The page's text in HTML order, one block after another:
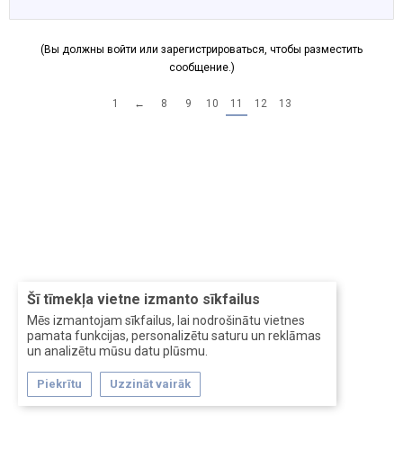
Šī tīmekļa vietne izmanto sīkfailus
Mēs izmantojam sīkfailus, lai nodrošinātu vietnes
pamata funkcijas, personalizētu saturu un reklāmas
un analizētu mūsu datu plūsmu.
Piekrītu Uzzināt vairāk
(Вы должны войти или зарегистрироваться, чтобы разместить
сообщение.)
1 ← 8 9 10 11 12 13